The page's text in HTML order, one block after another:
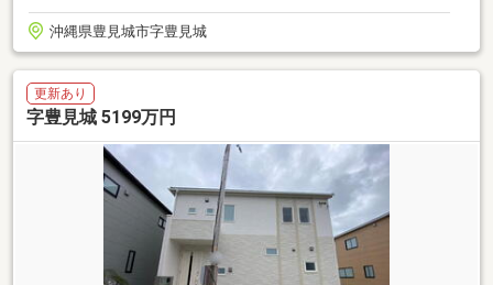
沖縄県豊見城市字豊見城
更新あり
字豊見城 5199万円